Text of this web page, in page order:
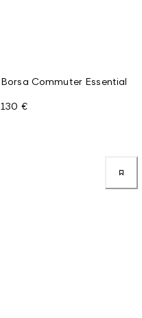
Borsa Commuter Essential
130 €